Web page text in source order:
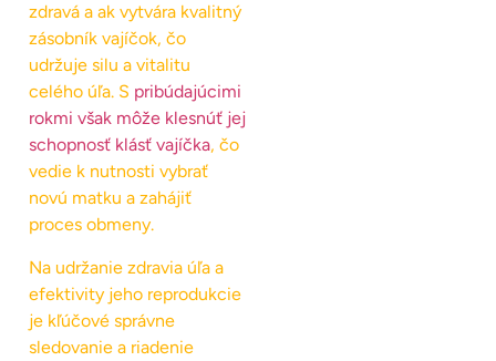
zdravá a ak vytvára kvalitný
zásobník vajíčok, čo
udržuje silu a vitalitu
celého úľa. S pribúdajúcimi
rokmi však môže klesnúť jej
schopnosť klásť vajíčka, čo
vedie k nutnosti vybrať
novú matku a zahájiť
proces obmeny.
Na udržanie zdravia úľa a
efektivity jeho reprodukcie
je kľúčové správne
sledovanie a riadenie